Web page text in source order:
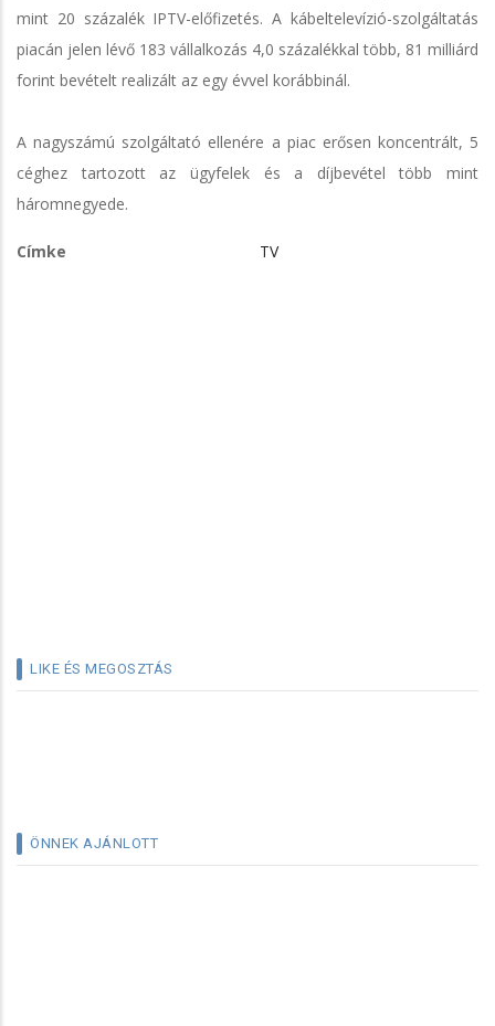
mint 20 százalék IPTV-előfizetés. A kábeltelevízió-szolgáltatás
piacán jelen lévő 183 vállalkozás 4,0 százalékkal több, 81 milliárd
forint bevételt realizált az egy évvel korábbinál.
A nagyszámú szolgáltató ellenére a piac erősen koncentrált, 5
céghez tartozott az ügyfelek és a díjbevétel több mint
háromnegyede.
Címke TV
LIKE ÉS MEGOSZTÁS
ÖNNEK AJÁNLOTT